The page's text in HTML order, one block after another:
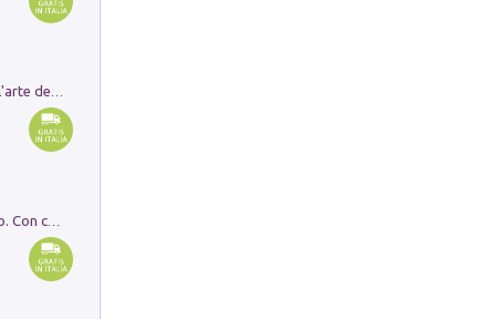
Ricerche dei dottorandi in storia dell'arte della Sapienza